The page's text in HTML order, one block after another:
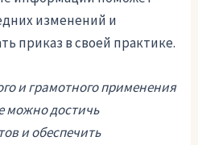
изменений и
приказ в своей практике.
и грамотного применения
можно достичь
и обеспечить